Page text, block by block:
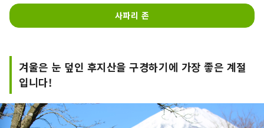
사파리 존
겨울은 눈 덮인 후지산을 구경하기에 가장 좋은 계절
입니다!